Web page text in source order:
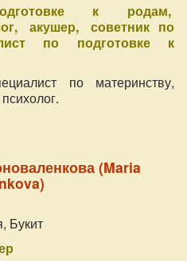
к родам
акушер
советник по
по подготовке к
по материнству,
(Maria
Букит